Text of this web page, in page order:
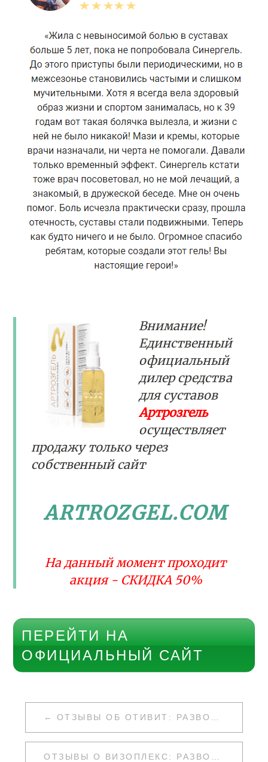
Внимание!
Единственный
официальный
дилер средства
для суставов
Артрозгель
осуществляет
продажу только через
собственный сайт
ARTROZGEL.COM
На данный момент проходит
акция - СКИДКА 50%
ПЕРЕЙТИ НА
ОФИЦИАЛЬНЫЙ САЙТ
НАВИГАЦИЯ
ПО
ЗАПИСЯМ
ОТЗЫВЫ ОБ ОТИВИТ: РАЗВОД ИЛИ НЕТ